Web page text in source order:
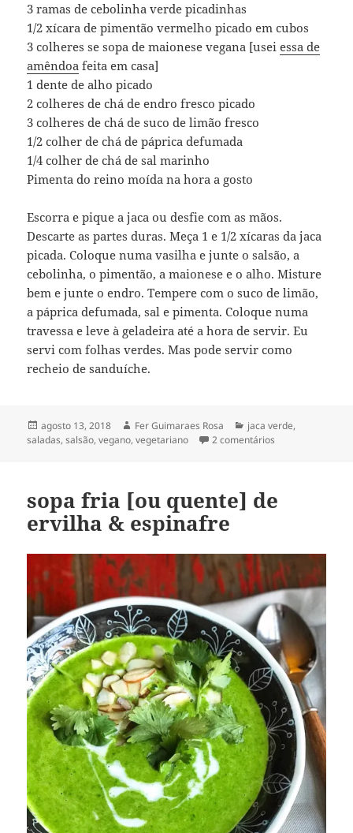
3 ramas de cebolinha verde picadinhas
1/2 xícara de pimentão vermelho picado em cubos
3 colheres se sopa de maionese vegana [useiessa de
amêndoa feita em casa]
1 dente de alho picado
2 colheres de chá de endro fresco picado
3 colheres de chá de suco de limão fresco
1/2 colher de chá de páprica defumada
1/4 colher de chá de sal marinho
Pimenta do reino moída na hora a gosto
Escorra e pique a jaca ou desfie com as mãos.
Descarte as partes duras. Meça 1 e 1/2 xícaras da jaca
picada. Coloque numa vasilha e junte o salsão, a
cebolinha, o pimentão, a maionese e o alho. Misture
bem e junte o endro. Tempere com o suco de limão,
a páprica defumada, sal e pimenta. Coloque numa
travessa e leve à geladeira até a hora de servir. Eu
servi com folhas verdes. Mas pode servir como
recheio de sanduíche.
Publicado
em
agosto 13, 2018 Autor
Fer Guimaraes Rosa Categorias
jaca verde,
saladas,salsão,vegano,vegetariano 2 comentários
sopa fria [ou quente] de
ervilha & espinafre